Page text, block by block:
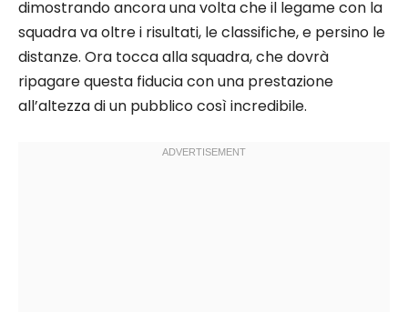
dimostrando ancora una volta che il legame con la
squadra va oltre i risultati, le classifiche, e persino le
distanze. Ora tocca alla squadra, che dovrà
ripagare questa fiducia con una prestazione
all’altezza di un pubblico così incredibile.